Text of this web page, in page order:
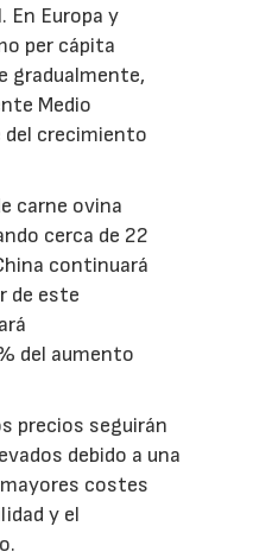
En Europa y
per cápita
gradualmente,
Medio
del crecimiento
carne ovina
cerca de 22
continuará
de este
del aumento
precios seguirán
debido a una
costes
y el